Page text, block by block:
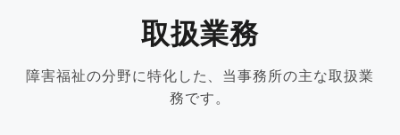
取扱業務
障害福祉の分野に特化した、当事務所の主な取扱業
務です。